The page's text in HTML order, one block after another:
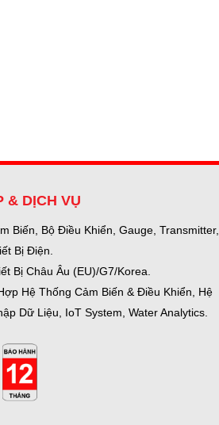
& DỊCH VỤ
Biến, Bộ Điều Khiển, Gauge, Transmitter,
Bị Điện.
Bị Châu Âu (EU)/G7/Korea.
Hệ Thống Cảm Biến & Điều Khiển, Hệ
Dữ Liệu, IoT System, Water Analytics.